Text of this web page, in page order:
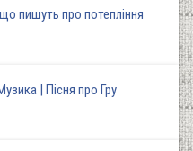
пишуть про потепління
| Пісня про Гру